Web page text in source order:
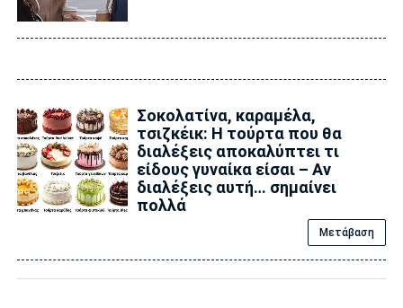
Σοκολατίνα, καραμέλα,
τσιζκέικ: Η τούρτα που θα
διαλέξεις αποκαλύπτει τι
είδους γυναίκα είσαι – Αν
διαλέξεις αυτή… σημαίνει
πολλά
Μετάβαση